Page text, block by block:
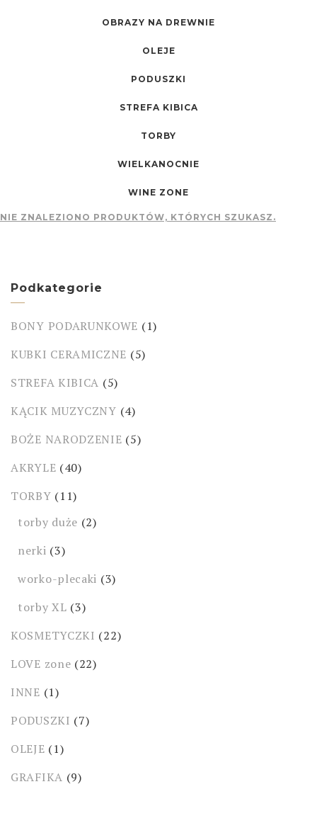
OBRAZY NA DREWNIE
OLEJE
PODUSZKI
STREFA KIBICA
TORBY
WIELKANOCNIE
WINE ZONE
NIE ZNALEZIONO PRODUKTÓW, KTÓRYCH SZUKASZ.
Podkategorie
BONY PODARUNKOWE (1)
KUBKI CERAMICZNE (5)
STREFA KIBICA (5)
KĄCIK MUZYCZNY (4)
BOŻE NARODZENIE (5)
AKRYLE (40)
TORBY (11)
torby duże (2)
nerki (3)
worko-plecaki (3)
torby XL (3)
KOSMETYCZKI (22)
LOVE zone (22)
INNE (1)
PODUSZKI (7)
OLEJE (1)
GRAFIKA (9)